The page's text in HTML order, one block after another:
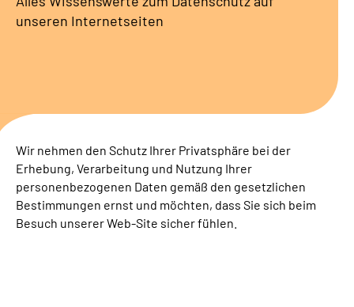
Service
Suche
Leichte Sprache
unseren Internetseiten
Wir nehmen den Schutz Ihrer Privatsphäre bei der
Erhebung, Verarbeitung und Nutzung Ihrer
personenbezogenen Daten gemäß den gesetzlichen
Bestimmungen ernst und möchten, dass Sie sich beim
Besuch unserer Web-Site sicher fühlen.